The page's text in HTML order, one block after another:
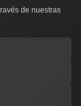
de nuestras